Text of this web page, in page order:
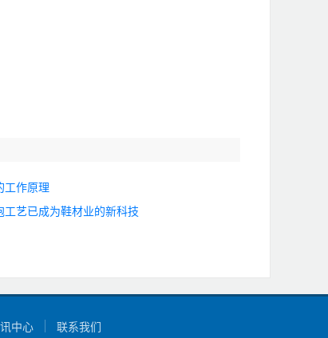
工作原理
工艺已成为鞋材业的新科技
中心 联系我们